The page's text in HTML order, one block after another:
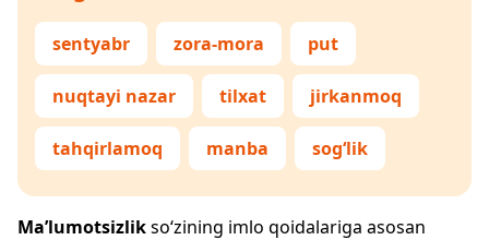
sentyabr zora-mora put
nuqtayi nazar tilxat jirkanmoq
tahqirlamoq manba sog‘lik
Ma’lumotsizlikso‘zining imlo qoidalariga asosan